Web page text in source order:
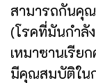
สามารถกันคุ
(โรคที่มันกำลั
เหมาซานเรีย
มีคุณสมบัติใน